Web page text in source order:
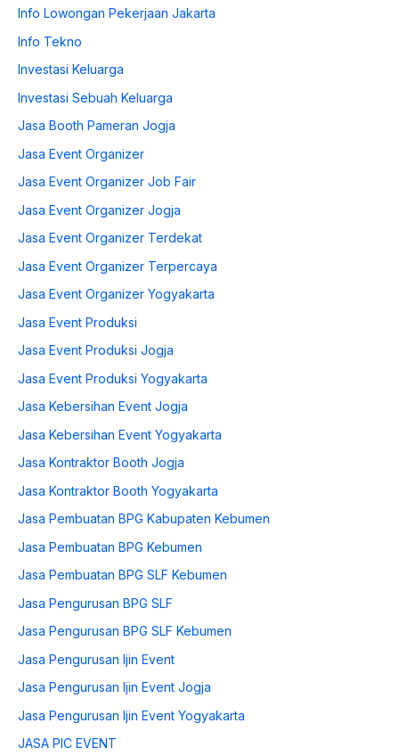
Info Lowongan Pekerjaan Jakarta
Info Tekno
Investasi Keluarga
Investasi Sebuah Keluarga
Jasa Booth Pameran Jogja
Jasa Event Organizer
Jasa Event Organizer Job Fair
Jasa Event Organizer Jogja
Jasa Event Organizer Terdekat
Jasa Event Organizer Terpercaya
Jasa Event Organizer Yogyakarta
Jasa Event Produksi
Jasa Event Produksi Jogja
Jasa Event Produksi Yogyakarta
Jasa Kebersihan Event Jogja
Jasa Kebersihan Event Yogyakarta
Jasa Kontraktor Booth Jogja
Jasa Kontraktor Booth Yogyakarta
Jasa Pembuatan BPG Kabupaten Kebumen
Jasa Pembuatan BPG Kebumen
Jasa Pembuatan BPG SLF Kebumen
Jasa Pengurusan BPG SLF
Jasa Pengurusan BPG SLF Kebumen
Jasa Pengurusan Ijin Event
Jasa Pengurusan Ijin Event Jogja
Jasa Pengurusan Ijin Event Yogyakarta
JASA PIC EVENT